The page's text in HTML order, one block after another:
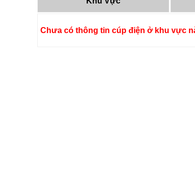
Chưa có thông tin cúp điện ở khu vực